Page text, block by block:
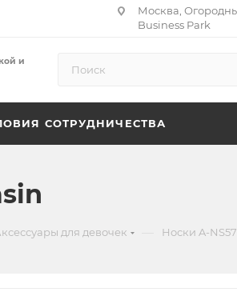
Москва,
Business Park
и
СОТРУДНИЧЕСТВА
для девочек Носки A-